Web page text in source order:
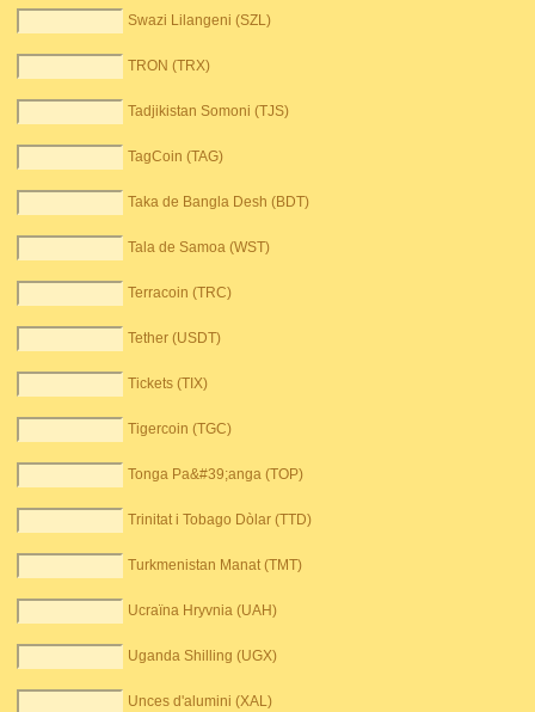
Swazi Lilangeni (SZL)
TRON (TRX)
Tadjikistan Somoni (TJS)
TagCoin (TAG)
Taka de Bangla Desh (BDT)
Tala de Samoa (WST)
Terracoin (TRC)
Tether (USDT)
Tickets (TIX)
Tigercoin (TGC)
Tonga Pa&#39;anga (TOP)
Trinitat i Tobago Dòlar (TTD)
Turkmenistan Manat (TMT)
Ucraïna Hryvnia (UAH)
Uganda Shilling (UGX)
Unces d'alumini (XAL)